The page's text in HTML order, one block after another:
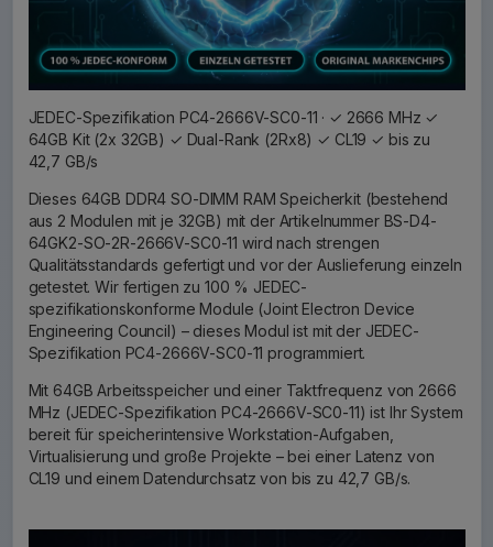
JEDEC-Spezifikation PC4-2666V-SC0-11 · ✓ 2666 MHz ✓
64GB Kit (2x 32GB) ✓ Dual-Rank (2Rx8) ✓ CL19 ✓ bis zu
42,7 GB/s
Dieses 64GB DDR4 SO-DIMM RAM Speicherkit (bestehend
aus 2 Modulen mit je 32GB) mit der Artikelnummer BS-D4-
64GK2-SO-2R-2666V-SC0-11 wird nach strengen
Qualitätsstandards gefertigt und vor der Auslieferung einzeln
getestet. Wir fertigen zu 100 % JEDEC-
spezifikationskonforme Module (Joint Electron Device
Engineering Council) – dieses Modul ist mit der JEDEC-
Spezifikation PC4-2666V-SC0-11 programmiert.
Mit 64GB Arbeitsspeicher und einer Taktfrequenz von 2666
MHz (JEDEC-Spezifikation PC4-2666V-SC0-11) ist Ihr System
bereit für speicherintensive Workstation-Aufgaben,
Virtualisierung und große Projekte – bei einer Latenz von
CL19 und einem Datendurchsatz von bis zu 42,7 GB/s.